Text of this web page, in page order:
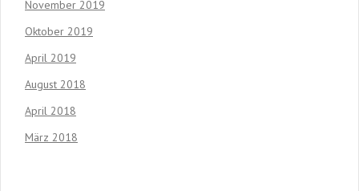
November 2019
Oktober 2019
April 2019
August 2018
April 2018
März 2018